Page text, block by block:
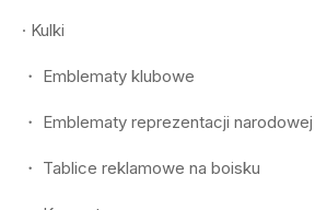
· Kulki
・ Emblematy klubowe
・ Emblematy reprezentacji narodowej
・ Tablice reklamowe na boisku